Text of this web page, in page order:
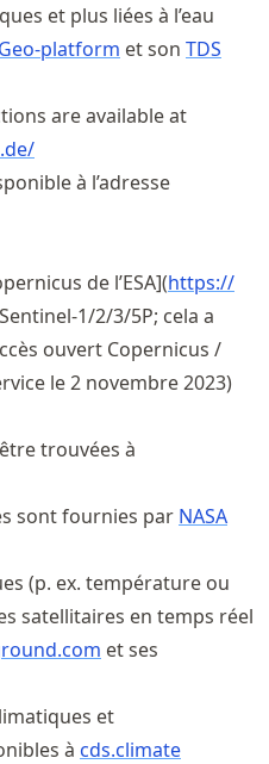
et plus liées à l’eau
platform et son TDS
are available at
.de/
à l’adresse
de l’ESA](https://
1/2/3/5P; cela a
ouvert Copernicus /
le 2 novembre 2023)
trouvées à
sont fournies par NASA
(p. ex. température ou
satellitaires en temps réel
et ses
et
à cds.climate